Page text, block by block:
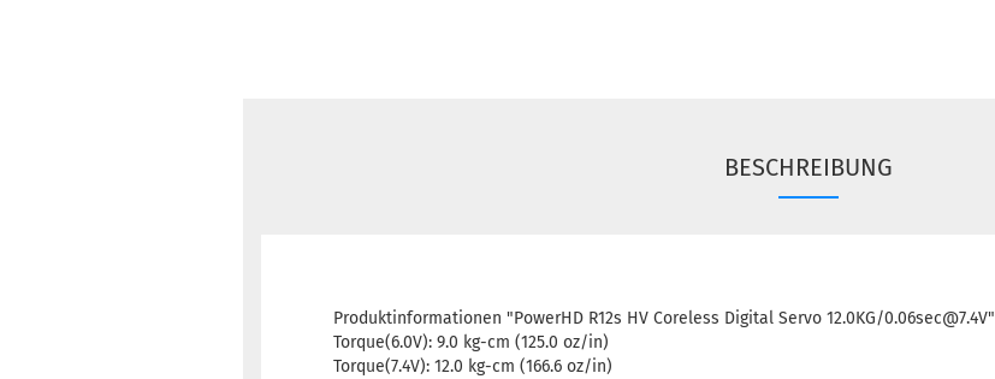
BESCHREIBUNG
Produktinformationen "PowerHD R12s HV Coreless Digital Servo 12.0KG/0.06sec@7.4V"
Torque(6.0V): 9.0 kg-cm (125.0 oz/in)
Torque(7.4V): 12.0 kg-cm (166.6 oz/in)